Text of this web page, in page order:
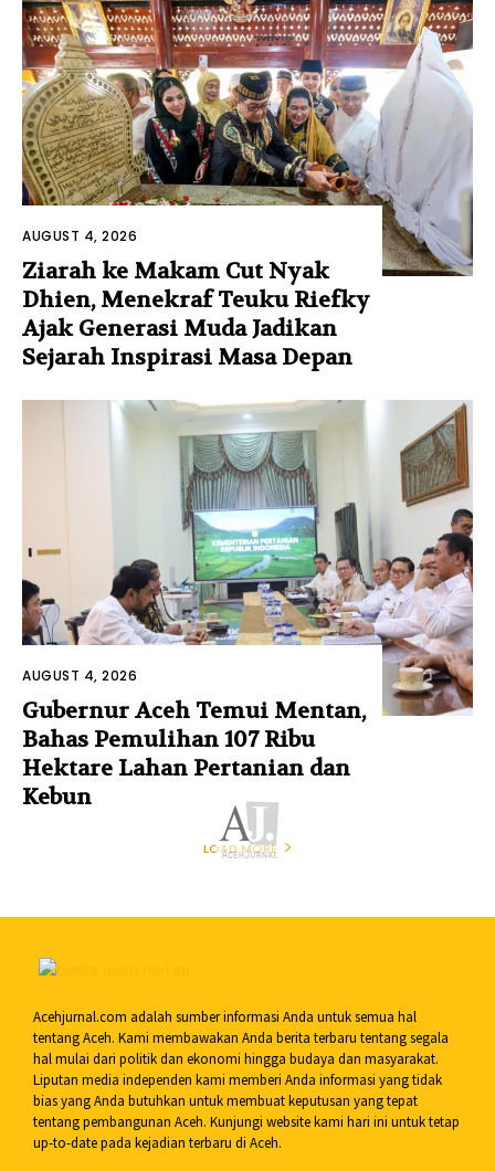
AUGUST 4, 2026
Ziarah ke Makam Cut Nyak
Dhien, Menekraf Teuku Riefky
Ajak Generasi Muda Jadikan
Sejarah Inspirasi Masa Depan
AUGUST 4, 2026
Gubernur Aceh Temui Mentan,
Bahas Pemulihan 107 Ribu
Hektare Lahan Pertanian dan
Kebun
LOAD MORE
Acehjurnal.com adalah sumber informasi Anda untuk semua hal
tentang Aceh. Kami membawakan Anda berita terbaru tentang segala
hal mulai dari politik dan ekonomi hingga budaya dan masyarakat.
Liputan media independen kami memberi Anda informasi yang tidak
bias yang Anda butuhkan untuk membuat keputusan yang tepat
tentang pembangunan Aceh. Kunjungi website kami hari ini untuk tetap
up-to-date pada kejadian terbaru di Aceh.